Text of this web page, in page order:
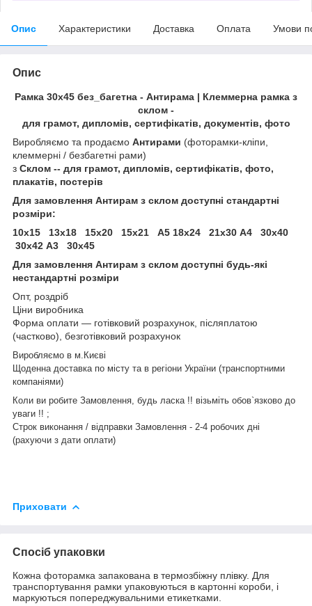
Опис Характеристики Доставка Оплата Умови
Опис
Рамка 30х45 без_багетна - Антирама | Клеммерна рамка з
склом -
для грамот, дипломів, сертифікатів, документів, фото
Виробляємо та продаємо Антирами (фоторамки-кліпи,
клеммерні / безбагетні рами)
з Склом -- для грамот, дипломів, сертифікатів, фото,
плакатів, постерів
Для замовлення Антирам з склом доступні стандартні
розміри:
10х15 13х18 15х20 15х21 А5 18х24 21х30 А4 30х40
30х42 А3 30х45
Для замовлення Антирам з склом доступні будь-які
нестандартні розміри
Опт, роздріб
Ціни виробника
Форма оплати ― готівковий розрахунок, післяплатою
(частково), безготівковий розрахунок
Виробляємо в м.Києві
Щоденна доставка по місту та в регіони України (транспортними
компаніями)
Коли ви робите Замовлення, будь ласка !! візьміть обов`язково до
уваги !! ;
Строк виконання / відправки Замовлення - 2-4 робочих дні
(рахуючи з дати оплати)
Приховати
Спосіб упаковки
Кожна фоторамка запакована в термозбіжну плівку. Для
транспортування рамки упаковуються в картонні короби, і
маркуються попереджувальними етикетками.